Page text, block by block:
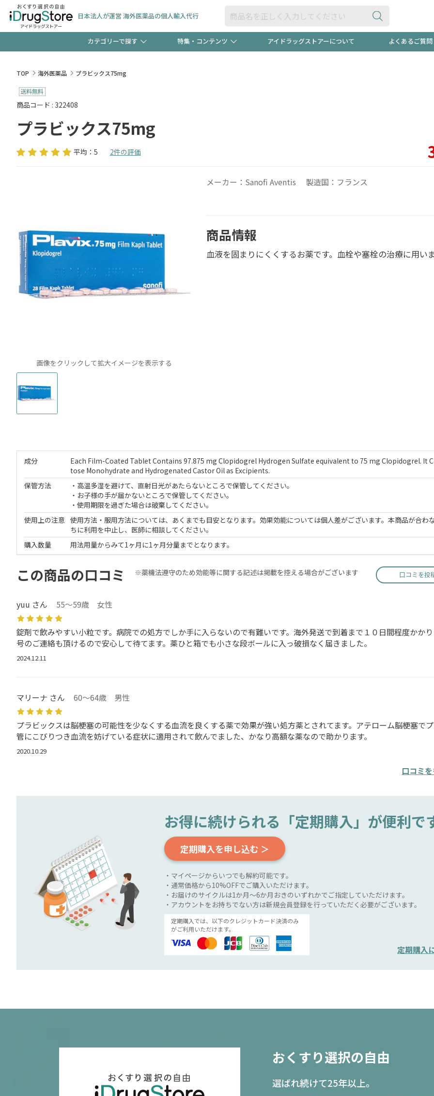
日本法人が運営 海外医薬品の個人輸入代行
カテゴリーで探す
検査キット
特集・コンテンツ
新規登録で！今すぐ使えるクーポンプレゼント中！！
友だち大募集！限定クーポンも不定期配信
アイドラッグストアーについて よくあるご質問
TOP 海外医薬品 プラビックス75mg
商品コード : 322408
プラビックス75mg
平均：5 2件の評価
画像をクリックして拡大イメージを表示する
メーカー：Sanofi Aventis 製造国：フランス
商品情報
血液を固まりにくくするお薬です。血栓や塞栓の治療に用い
成分
Each Film-Coated Tablet Contains 97.875 mg Clopidogrel Hydrogen Sulfate equivalent to 75 mg Clopidogrel. It
tose Monohydrate and Hydrogenated Castor Oil as Excipients.
保管方法
・高温多湿を避けて、直射日光があたらないところで保管してください。
・お子様の手が届かないところで保管してください。
・使用期限を過ぎた場合は破棄してください。
使用上の注意 使用方法・服用方法については、あくまでも目安となります。効果効能については個人差がございます。本商品が合わ
ちに利用を中止し、医師に相談してください。
購入数量
用法用量からみて1ヶ月に1ヶ月分量までとなります。
この商品の口コミ ※薬機法遵守のため効能等に関する記述は掲載を控える場合がございます 口コミを投
yuu さん 55～59歳 女性
錠剤で飲みやすい小粒です。病院での処方でしか手に入らないので有難いです。海外発送で到着まで１０日間程度かか
号のご連絡も頂けるので安心して待てます。薬ひと箱でも小さな段ボールに入っ破損なく届きました。
2024.12.11
マリーナ さん 60～64歳 男性
プラビックスは脳梗塞の可能性を少なくする血流を良くする薬で効果が強い処方薬とされてます。アテローム脳梗塞で
管にこびりつき血流を妨げている症状に適用されて飲んでました、かなり高額な薬なので助かります。
2020.10.29
口コミ
お得に続けられる 「定期購入」が便利で
定期購入を申し込む ＞
・マイページからいつでも解約可能です。
・通常価格から10%OFFでご購入いただけます。
・お届けのサイクルは1か月～6か月おきのいずれかでご指定していただけます。
・アカウントをお持ちでない方は新規会員登録を行っていただく必要がございます。
定期購入では、以下のクレジットカード決済のみ
がご利用いただけます。
定期購入
おくすり選択の自由
選ばれ続けて25年以上。